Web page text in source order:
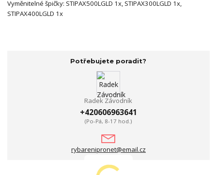
Vyměnitelné špičky: STIPAX500LGLD 1x, STIPAX300LGLD 1x,
STIPAX400LGLD 1x
Potřebujete poradit?
Radek Závodník
+420606963641
(Po-Pá, 8-17 hod.)
rybarenipronet@email.cz